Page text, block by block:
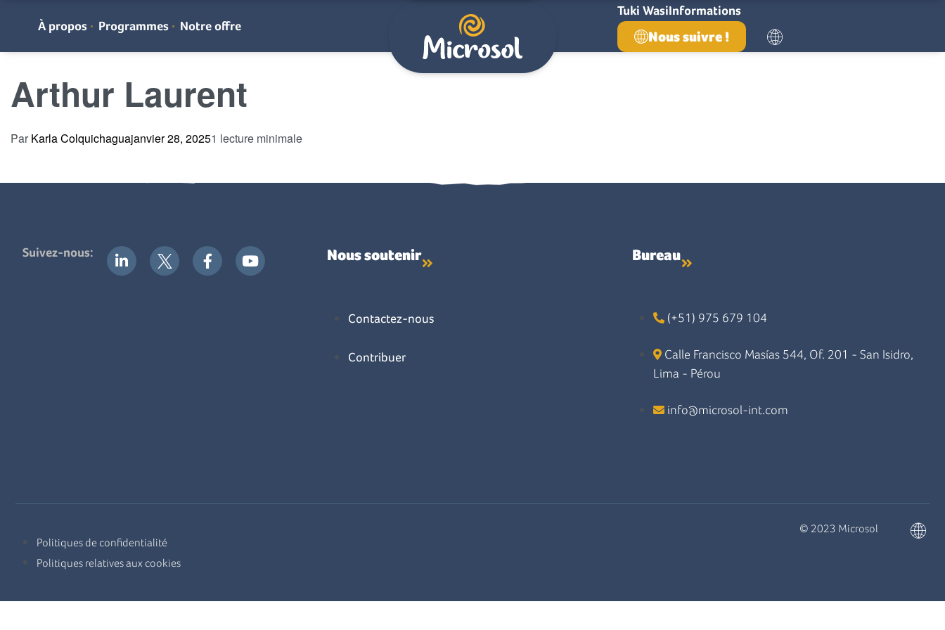
À propos Programmes Notre offre
Tuki WasiInformations
Nous suivre !
Arthur Laurent
Par Karla Colquichaguajanvier 28, 20251 lecture minimale
Suivez-nous: Nous soutenir
Contactez-nous
Contribuer
Bureau
(+51) 975 679 104
Calle Francisco Masías 544, Of. 201 - San Isidro,
Lima - Pérou
info@microsol-int.com
Politiques de confidentialité
Politiques relatives aux cookies
© 2023 Microsol